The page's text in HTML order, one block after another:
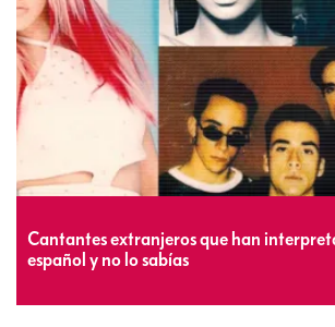
Cantantes extranjeros que han
español y no lo sabías